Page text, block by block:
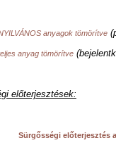
anyagok tömörítve
anyag tömörítve
előterjesztések:
Sürgősségi előterjesztés